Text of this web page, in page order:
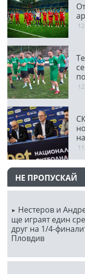
НЕ ПРОПУСКАЙ
Нестеров и
ще играят един
друг на 1/4-
Пловдив